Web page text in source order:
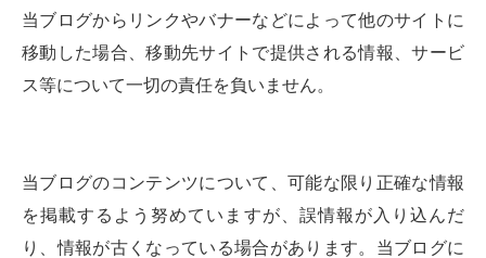
当ブログからリンクやバナーなどによって他のサイトに
移動した場合、移動先サイトで提供される情報、サービ
ス等について一切の責任を負いません。
当ブログのコンテンツについて、可能な限り正確な情報
を掲載するよう努めていますが、誤情報が入り込んだ
り、情報が古くなっている場合があります。当ブログに